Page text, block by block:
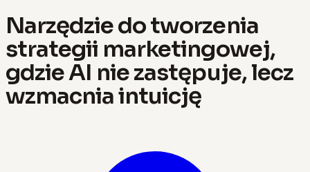
Narzędzie do tworzenia
strategii marketingowej,
gdzie AI nie zastępuje, lecz
wzmacnia intuicję